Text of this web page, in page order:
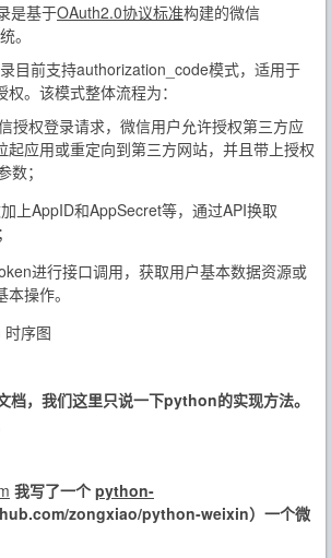
是基于OAuth2.0协议标准构建的微信
。
目前支持authorization_code模式，适用于
。该模式整体流程为：
授权登录请求，微信用户允许授权第三方应
起应用或重定向到第三方网站，并且带上授权
数；
上AppID和AppSecret等，通过API换取
进行接口调用，获取用户基本数据资源或
操作。
档，我们这里只说一下python的实现方法。
我写了一个 python-
zongxiao/python-weixin）一个微